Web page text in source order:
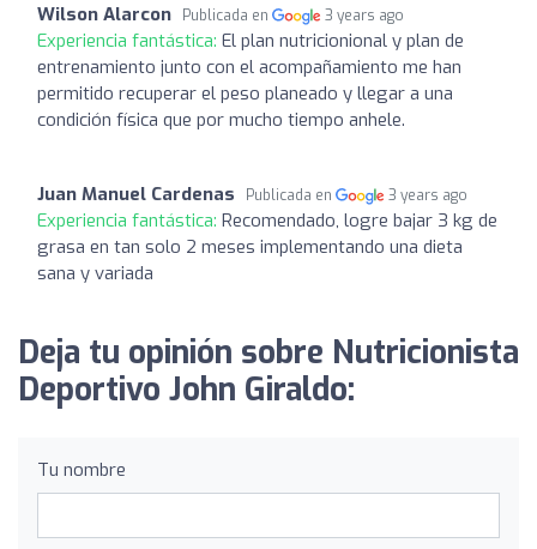
Wilson Alarcon Publicada en 3 years ago
Experiencia fantástica: El plan nutricionional y plan de
entrenamiento junto con el acompañamiento me han
permitido recuperar el peso planeado y llegar a una
condición física que por mucho tiempo anhele.
Juan Manuel Cardenas Publicada en 3 years ago
Experiencia fantástica: Recomendado, logre bajar 3 kg de
grasa en tan solo 2 meses implementando una dieta
sana y variada
Deja tu opinión sobre Nutricionista
Deportivo John Giraldo:
Tu nombre